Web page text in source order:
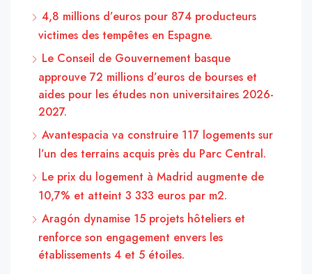
4,8 millions d’euros pour 874 producteurs
victimes des tempêtes en Espagne.
Le Conseil de Gouvernement basque
approuve 72 millions d’euros de bourses et
aides pour les études non universitaires 2026-
2027.
Avantespacia va construire 117 logements sur
l’un des terrains acquis près du Parc Central.
Le prix du logement à Madrid augmente de
10,7% et atteint 3 333 euros par m2.
Aragón dynamise 15 projets hôteliers et
renforce son engagement envers les
établissements 4 et 5 étoiles.